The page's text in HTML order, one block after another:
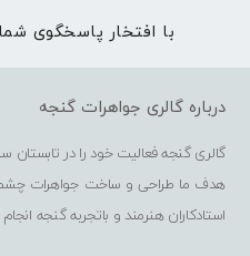
با افتخار پاسخگوی
درباره گالری جواهرات گنجه
گالری گنجه فعالیت خود را در تابستان سال 1395 در شهر یزد آغاز کرد. مجموعه جواهرسازی گنجه شامل فروشگاه حضوری، فروشگاه اینترنتی، کارگاه گوهرتراشی و کارگاه طراحی و ساخت
هدف ما طراحی و ساخت جواهرات
استادکاران هنرمند و باتجربه گنجه